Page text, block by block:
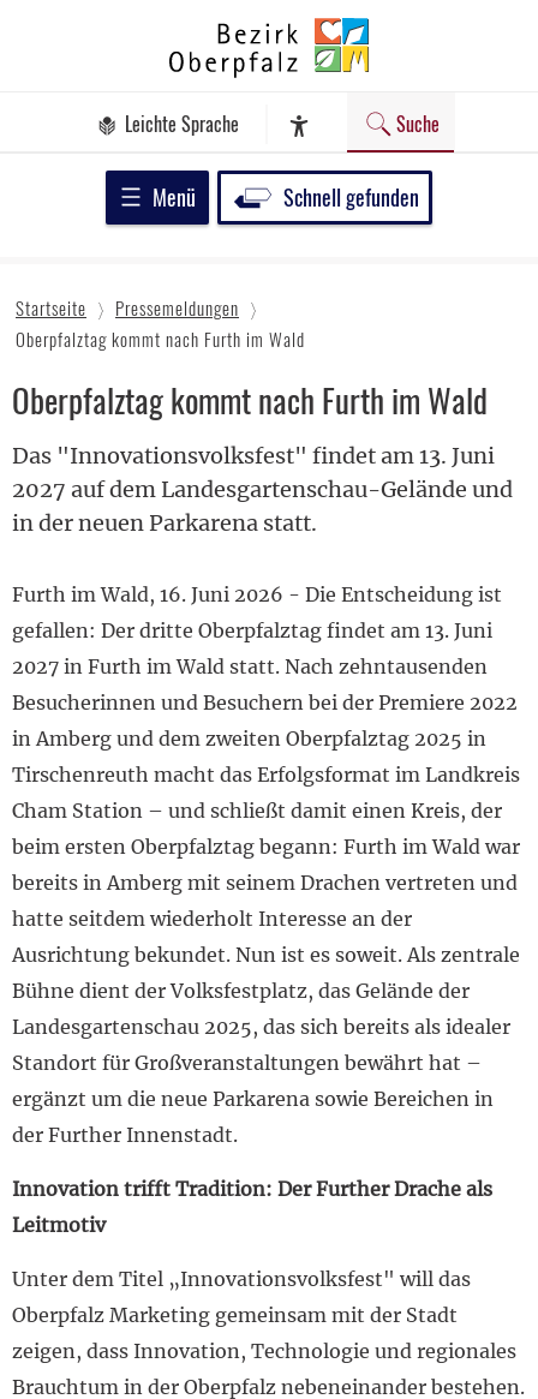
Bezirk
Oberpfalz
Leichte Sprache
Assistenz-Software
Suche
Menü Schnell gefunden
Startseite
Pressemeldungen
Oberpfalztag kommt nach Furth im Wald
Oberpfalztag kommt nach Furth im Wald
Das "Innovationsvolksfest" findet am 13. Juni
2027 auf dem Landesgartenschau-Gelände und
in der neuen Parkarena statt.
Furth im Wald, 16. Juni 2026 - Die Entscheidung ist
gefallen: Der dritte Oberpfalztag findet am 13. Juni
2027 in Furth im Wald statt. Nach zehntausenden
Besucherinnen und Besuchern bei der Premiere 2022
in Amberg und dem zweiten Oberpfalztag 2025 in
Tirschenreuth macht das Erfolgsformat im Landkreis
Cham Station – und schließt damit einen Kreis, der
beim ersten Oberpfalztag begann: Furth im Wald war
bereits in Amberg mit seinem Drachen vertreten und
hatte seitdem wiederholt Interesse an der
Ausrichtung bekundet. Nun ist es soweit. Als zentrale
Bühne dient der Volksfestplatz, das Gelände der
Landesgartenschau 2025, das sich bereits als idealer
Standort für Großveranstaltungen bewährt hat –
ergänzt um die neue Parkarena sowie Bereichen in
der Further Innenstadt.
Innovation trifft Tradition: Der Further Drache als
Leitmotiv
Unter dem Titel „Innovationsvolksfest" will das
Oberpfalz Marketing gemeinsam mit der Stadt
zeigen, dass Innovation, Technologie und regionales
Brauchtum in der Oberpfalz nebeneinander bestehen.